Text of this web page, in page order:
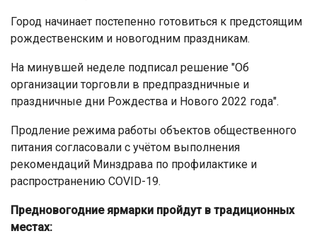
Город начинает постепенно готовиться к предстоящим
рождественским и новогодним праздникам.
На минувшей неделе подписал решение "Об
организации торговли в предпраздничные и
праздничные дни Рождества и Нового 2022 года".
Продление режима работы объектов общественного
питания согласовали с учётом выполнения
рекомендаций Минздрава по профилактике и
распространению COVID-19.
Предновогодние ярмарки пройдут в традиционных
местах: